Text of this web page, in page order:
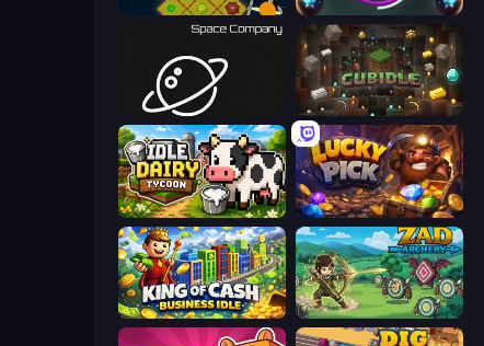
Farm Drones Revolution Idle X
Space Company Cubidle
Idle Dairy Tycoon Lucky Pick
King of Cash Business Idle Zad Archery - Demo